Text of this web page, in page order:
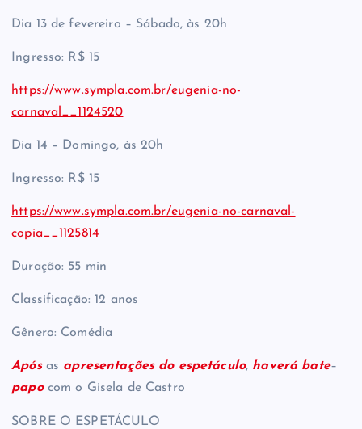
Dia 13 de fevereiro – Sábado, às 20h
Ingresso: R$ 15
https://www.sympla.com.br/eugenia-no-
carnaval__1124520
Dia 14 – Domingo, às 20h
Ingresso: R$ 15
https://www.sympla.com.br/eugenia-no-carnaval-
copia__1125814
Duração: 55 min
Classificação: 12 anos
Gênero: Comédia
Apósas apresentações do espetáculo, haverá bate–
papocom o Gisela de Castro
SOBRE O ESPETÁCULO